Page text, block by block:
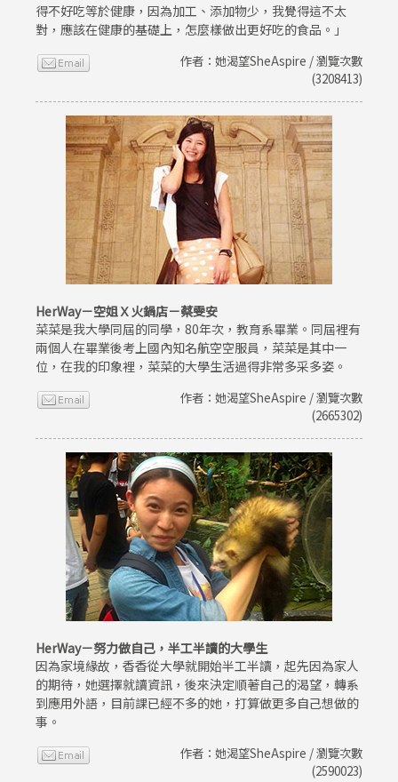
得不好吃等於健康，因為加工、添加物少，我覺得這不太
對，應該在健康的基礎上，怎麼樣做出更好吃的食品。」
作者：她渴望SheAspire / 瀏覽次數
(3208413)
HerWay－空姐Ｘ火鍋店－蔡雯安
菜菜是我大學同屆的同學，80年次，教育系畢業。同屆裡有
兩個人在畢業後考上國內知名航空空服員，菜菜是其中一
位，在我的印象裡，菜菜的大學生活過得非常多采多姿。
作者：她渴望SheAspire / 瀏覽次數
(2665302)
HerWay－努力做自己，半工半讀的大學生
因為家境緣故，香香從大學就開始半工半讀，起先因為家人
的期待，她選擇就讀資訊，後來決定順著自己的渴望，轉系
到應用外語，目前課已經不多的她，打算做更多自己想做的
事。
作者：她渴望SheAspire / 瀏覽次數
(2590023)